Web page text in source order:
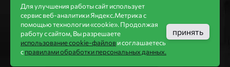
ООО «КИРБЛОК»
МO, г. Дмитров, ул. Профессиональная, д.4, оф.
410 (4 этаж)
info@kirblok.ru
+7 (495) 363-74-64
Для улучшения работы сайт использует
сервис веб-аналитики Яндекс.Метрика с
помощью технологии «cookie». Продолжая
работу с сайтом, Вы разрешаете
использование cookie-файлови соглашаетесь
справилами обработки персональных данных.
принять